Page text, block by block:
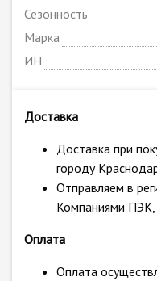
Сезонность
Марка
ИН
Доставка
Доставка при
городу
Отправляем в
Компаниями
Оплата
Оплата